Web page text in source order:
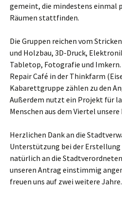
gemeint, die mindestens einmal
Räumen stattfinden.
Die Gruppen reichen vom
und Holzbau, 3D-Druck,
Tabletop, Fotografie und
Repair Café in der Thinkfarm
Kabarettgruppe zählen zu den
Außerdem nutzt ein Projekt für
Menschen aus dem Viertel
Herzlichen Dank an die
Unterstützung bei der Erstellung
natürlich an die
unseren Antrag einstimmig
freuen uns auf zwei weitere Jahre.